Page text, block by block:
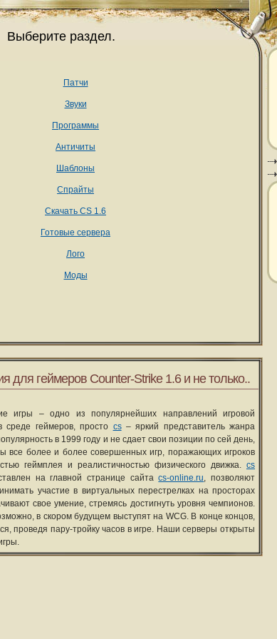
Выберите раздел.
Патчи
Звуки
Программы
Античиты
Шаблоны
Спрайты
Скачать CS 1.6
Готовые сервера
Лого
Моды
для геймеров Counter-Strike 1.6 и не только..
игры – одно из популярнейших направлений игровой
среде геймеров, просто cs– яркий представитель жанра
в 1999 году и не сдает свои позиции по сей день,
все более и более совершенных игр, поражающих игроков
геймплея и реалистичностью физического движка. cs
на главной странице сайтаcs-online.ru, позволяют
участие в виртуальных перестрелках на просторах
свое умение, стремясь достигнуть уровня чемпионов.
в скором будущем выступят на WCG. В конце концов,
проведя пару-тройку часов в игре. Наши серверы открыты